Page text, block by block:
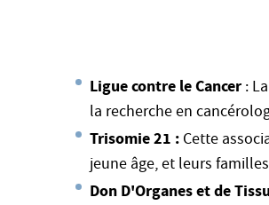
Ligue contre le Cancer :
la recherche en
Trisomie 21 : Cette
jeune âge, et leurs
Don D'Organes et de